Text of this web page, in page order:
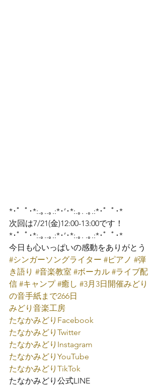
*･゜ﾟ･*:.｡..｡.:*･’･*:.｡. .｡.:*･゜ﾟ･*
次回は7/21(金)12:00-13:00です！
*･゜ﾟ･*:.｡..｡.:*･’･*:.｡. .｡.:*･゜ﾟ･*
#シンガーソングライター #ピアノ #弾
き語り #音楽教室 #ボーカル #ライブ配
信 #キャンプ #癒し #3月3日開催みどり
の音手紙まで266日
みどり音楽工房
たなかみどり Facebook
たなかみどり Twitter
たなかみどり Instagram
たなかみどり YouTube
たなかみどり TikTok
たなかみどり公式LINE